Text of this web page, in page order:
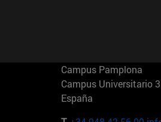
Campus Pamplona
Campus Universitario
España